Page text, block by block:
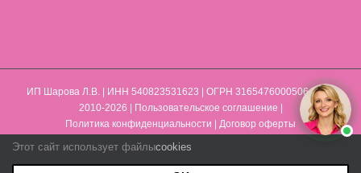
ИП Шарова Л.В. | ИНН 540823531623 | ОГРН 316547600050641 | ©
2010-2026 | Пользовательское соглашение |
Политика конфиденциальности | Договор оферты
Max Vk YouTubeTelegramEmail WhatsApp
Phone
Этот сайт использует файлыcookies